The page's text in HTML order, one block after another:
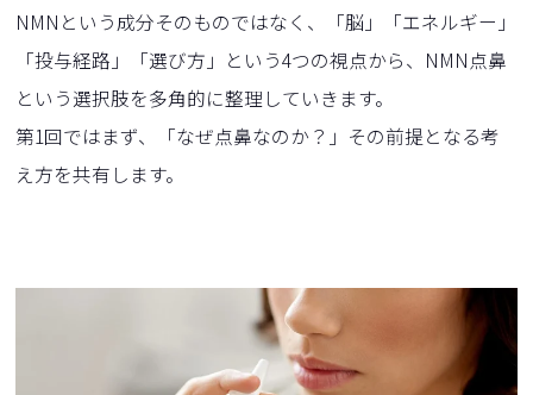
NMNという成分そのものではなく、「脳」「エネルギー」
「投与経路」「選び方」という4つの視点から、NMN点鼻
という選択肢を多角的に整理していきます。
第1回ではまず、「なぜ点鼻なのか？」その前提となる考
え方を共有します。